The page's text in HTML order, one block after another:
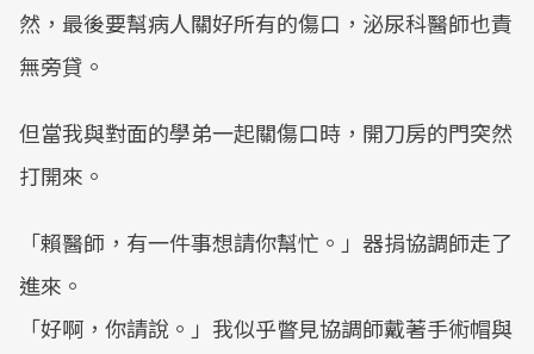
然，最後要幫病人關好所有的傷口，泌尿科醫師也責
無旁貸。
但當我與對面的學弟一起關傷口時，開刀房的門突然
打開來。
「賴醫師，有一件事想請你幫忙。」器捐協調師走了
進來。
「好啊，你請說。」我似乎瞥見協調師戴著手術帽與